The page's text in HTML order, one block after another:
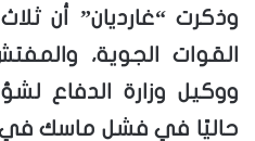
وذكرت “غارديان” أن
القوات الجوية،
ووكيل وزارة الدفاع
حاليًا في فشل ماسك